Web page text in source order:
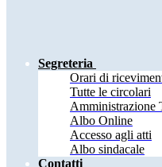
Segreteria
Orari di
Tutte le circolari
Amministrazione
Albo Online
Accesso agli atti
Albo sindacale
Contatti